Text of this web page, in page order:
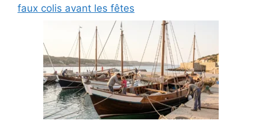
faux colis avant les fêtes